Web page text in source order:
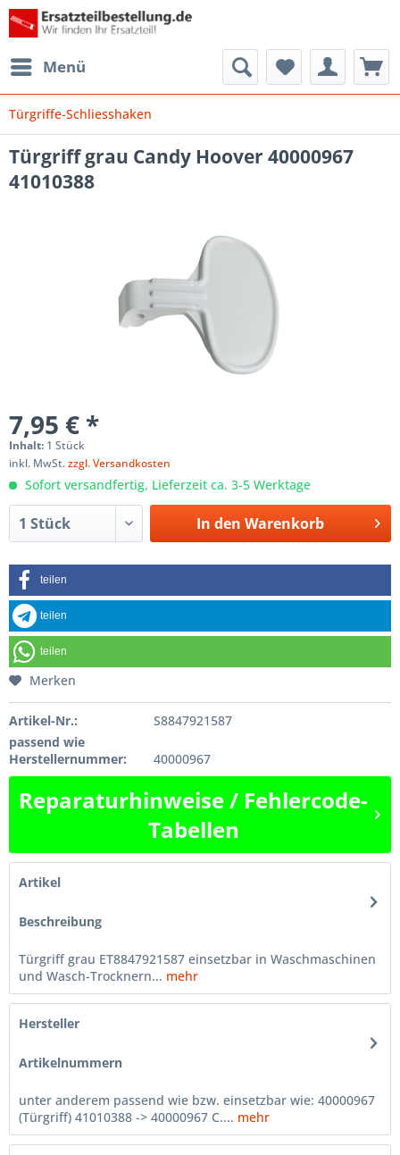
Menü
Türgriffe-Schliesshaken
Türgriff grau Candy Hoover 40000967
41010388
7,95 € *
Inhalt: 1 Stück
inkl. MwSt.zzgl. Versandkosten
Sofort versandfertig, Lieferzeit ca. 3-5 Werktage
In den Warenkorb
teilen
teilen
teilen
Merken
Artikel-Nr.:
S8847921587
passend wie
Herstellernummer:
40000967
Reparaturhinweise / Fehlercode-
Tabellen
Artikel
Beschreibung
Türgriff grau ET8847921587 einsetzbar in Waschmaschinen
und Wasch-Trocknern... mehr
Hersteller
Artikelnummern
unter anderem passend wie bzw. einsetzbar wie: 40000967
(Türgriff) 41010388 -> 40000967 C.... mehr